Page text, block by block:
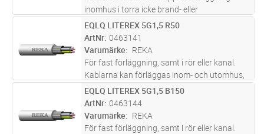
inomhus i torra icke brand- eller
explosionsfarliga lokaler. Ledarisoleringen
skall skyddas mot direkt UV-ljus som kan
uppkomma exempelvis i
belysningsarmatur...läs mer
M Lägg i kundvagn
EQLQ LITEREX 5G1,5 R50
ArtNr 0463141
Varumärke
REKA
För fast förläggning, samt i rör eller kanal.
Kablarna kan förläggas inom- och utomhus,
dock ej i vatten. Vid förläggning i mark ska
kabeln förses med extra skydd mot
mekaniska påkänningar. Al-skärm
M Lägg i kundvagn
EQLQ LITEREX 5G1,5 B150
ArtNr 0463144
Varumärke
REKA
För fast förläggning, samt i rör eller kanal.